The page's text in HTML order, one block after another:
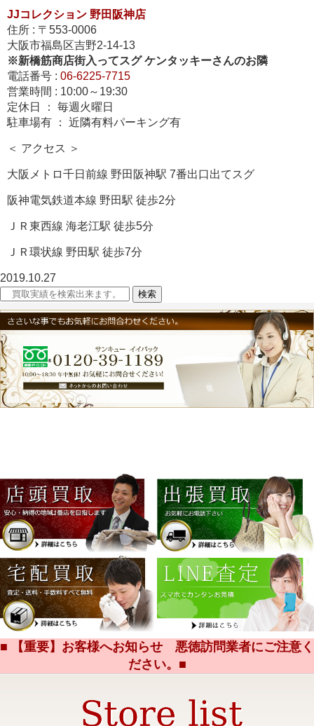
JJコレクション 野田阪神店
住所 : 〒553-0006
大阪市福島区吉野2-14-13
※新橋筋商店街入ってスグ ケンタッキーさんのお隣
電話番号 : 06-6225-7715
営業時間 : 10:00～19:30
定休日 ： 毎週火曜日
駐車場有 ： 近隣有料パーキング有
＜ アクセス ＞
大阪メトロ千日前線 野田阪神駅 7番出口出てスグ
阪神電気鉄道本線 野田駅 徒歩2分
ＪＲ東西線 海老江駅 徒歩5分
ＪＲ環状線 野田駅 徒歩7分
2019.10.27
■ 【重要】お客様へお知らせ 悪徳訪問業者にご注意く
ださい。■